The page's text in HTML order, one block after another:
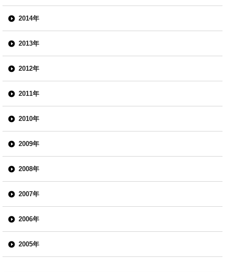
2014年
2013年
2012年
2011年
2010年
2009年
2008年
2007年
2006年
2005年